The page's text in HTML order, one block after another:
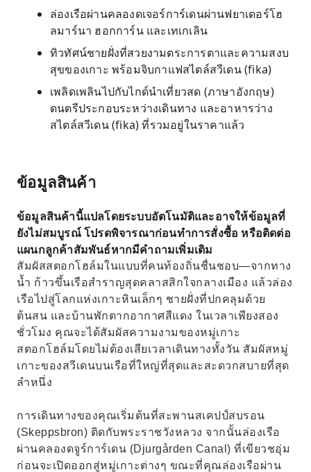
ล่องเรือผ่านคลองดเจอร์การ์เดนผ่านฟยาเดอร์โฮ
ลมาร์นา ฮอกการ์น และเทเกเลิน
ทิวทัศน์ชายฝั่งที่สวยงามตระการตาและความสงบ
สุขของเกาะ พร้อมจิบกาแฟสไตล์สวีเดน (fika)
เพลิดเพลินไปกับไกด์นำเที่ยวสด (ภาษาอังกฤษ)
ดนตรีประกอบระหว่างเดินทาง และอาหารว่าง
สไตล์สวีเดน (fika) ที่รวมอยู่ในราคาแล้ว
ข้อมูลสินค้า
ข้อมูลสินค้านี้แปลโดยระบบอัตโนมัติและอาจให้ข้อมูลที่
ยังไม่สมบูรณ์ โปรดพิจารณาก่อนทำการสั่งซื้อ หรือติดต่อ
แผนกลูกค้าสัมพันธ์หากมีคำถามเพิ่มเติม
สัมผัสสตอกโฮล์มในแบบที่คนท้องถิ่นชื่นชอบ—จากทาง
น้ำ ก้าวขึ้นเรือสำราญสุดคลาสสิกใจกลางเมือง แล้วล่อง
เรือไปสู่โลกแห่งเกาะหินเล็กๆ ชายฝั่งที่ปกคลุมด้วย
ต้นสน และบ้านพักตากอากาศสีแดง ในเวลาเพียงสอง
ชั่วโมง คุณจะได้สัมผัสความงามของหมู่เกาะ
สตอกโฮล์มโดยไม่ต้องเสียเวลาเดินทางทั้งวัน สัมผัสหมู่
เกาะของสวีเดนบนเรือที่ใหญ่ที่สุดและสะดวกสบายที่สุด
ลำหนึ่ง
การเดินทางของคุณเริ่มต้นที่สะพานสเคปป์สบรอน
(Skeppsbron) ติดกับพระราชวังหลวง จากนั้นล่องเรือ
ผ่านคลองดจูร์การ์เดน (Djurgården Canal) ที่เขียวชอุ่ม
ก่อนจะเปิดออกสู่หมู่เกาะต่างๆ ขณะที่คุณล่องเรือผ่าน